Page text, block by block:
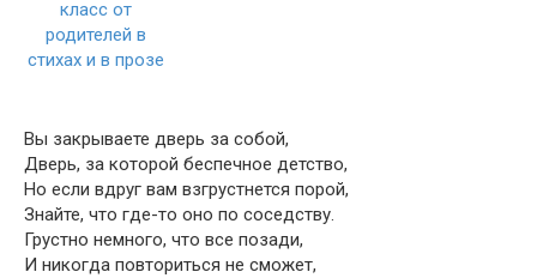
Вы закрываете дверь за собой,
Дверь, за которой беспечное детство,
Но если вдруг вам взгрустнется порой,
Знайте, что где-то оно по соседству.
Грустно немного, что все позади,
И никогда повториться не сможет,